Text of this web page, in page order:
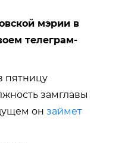
мэрии в
телеграм-
пятницу
замглавы
он займет